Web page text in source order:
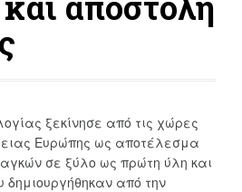
ξεκίνησε από τις χώρες
Ευρώπης ως αποτέλεσμα
σε ξύλο ως πρώτη ύλη και
από την